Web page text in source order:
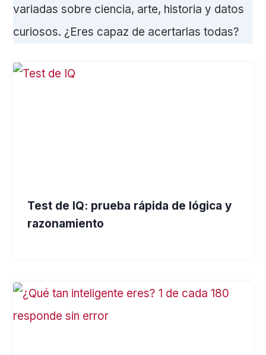
variadas sobre ciencia, arte, historia y datos
curiosos. ¿Eres capaz de acertarlas todas?
Test de IQ: prueba rápida de lógica y
razonamiento